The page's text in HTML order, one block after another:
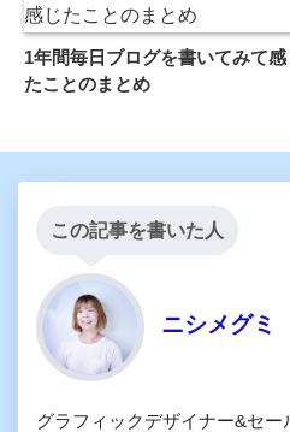
1年間毎日ブログを書いてみて感
たことのまとめ
この記事を書いた人
ニシメグミ
グラフィックデザイナー&セ